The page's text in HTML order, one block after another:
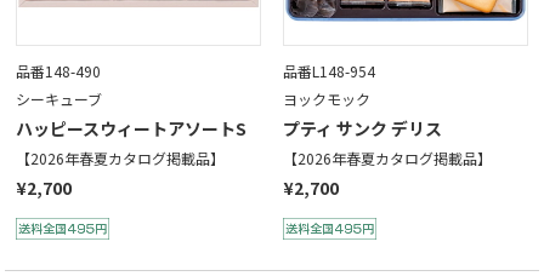
品番148-490
シーキューブ
ハッピースウィートアソートS
【2026年春夏カタログ掲載品】
¥2,700
品番L148-954
ヨックモック
プティ サンク デリス
【2026年春夏カタログ掲載品】
¥2,700